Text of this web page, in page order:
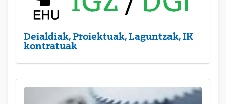
Deialdiak, Proiektuak, Laguntzak, IK
kontratuak